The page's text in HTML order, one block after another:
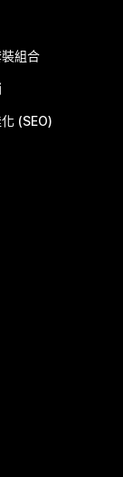
組合
(SEO)